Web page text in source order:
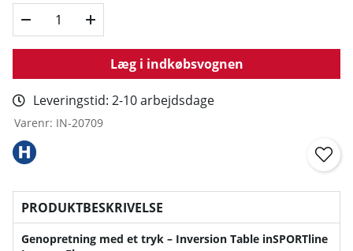
Læg i indkøbsvognen
Leveringstid: 2-10 arbejdsdage
Varenr: IN-20709
PRODUKTBESKRIVELSE
Genopretning med et tryk – Inversion Table inSPORTline